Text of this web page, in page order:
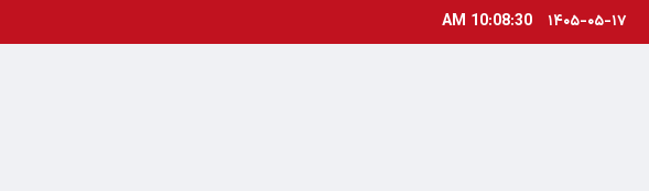
Skip۱۴۰۵-۰۵-۱۷ 10:08:30 AM